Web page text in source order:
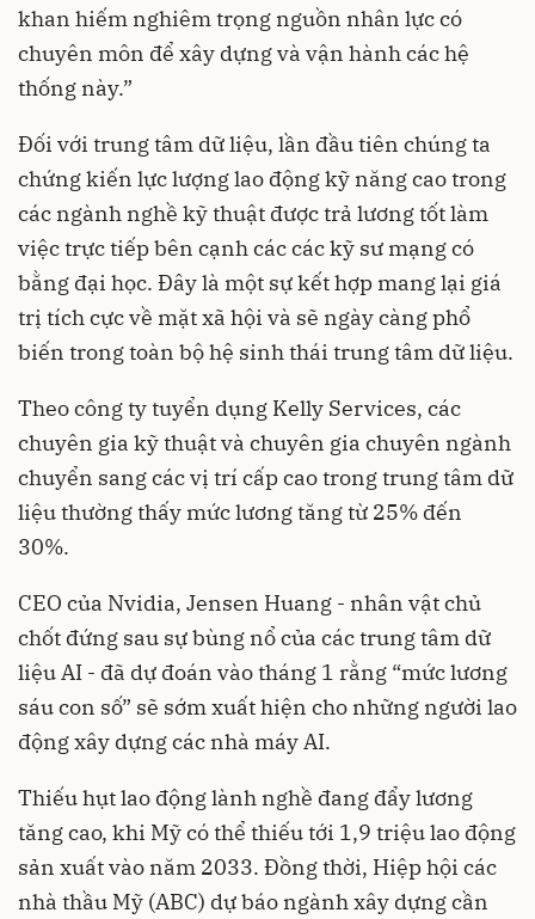
khan hiếm nghiêm trọng nguồn nhân lực có
chuyên môn để xây dựng và vận hành các hệ
thống này.”
Đối với trung tâm dữ liệu, lần đầu tiên chúng ta
chứng kiến lực lượng lao động kỹ năng cao trong
các ngành nghề kỹ thuật được trả lương tốt làm
việc trực tiếp bên cạnh các các kỹ sư mạng có
bằng đại học. Đây là một sự kết hợp mang lại giá
trị tích cực về mặt xã hội và sẽ ngày càng phổ
biến trong toàn bộ hệ sinh thái trung tâm dữ liệu.
Theo công ty tuyển dụng Kelly Services, các
chuyên gia kỹ thuật và chuyên gia chuyên ngành
chuyển sang các vị trí cấp cao trong trung tâm dữ
liệu thường thấy mức lương tăng từ 25% đến
30%.
CEO của Nvidia, Jensen Huang - nhân vật chủ
chốt đứng sau sự bùng nổ của các trung tâm dữ
liệu AI - đã dự đoán vào tháng 1 rằng “mức lương
sáu con số” sẽ sớm xuất hiện cho những người lao
động xây dựng các nhà máy AI.
Thiếu hụt lao động lành nghề đang đẩy lương
tăng cao, khi Mỹ có thể thiếu tới 1,9 triệu lao động
sản xuất vào năm 2033. Đồng thời, Hiệp hội các
nhà thầu Mỹ (ABC) dự báo ngành xây dựng cần